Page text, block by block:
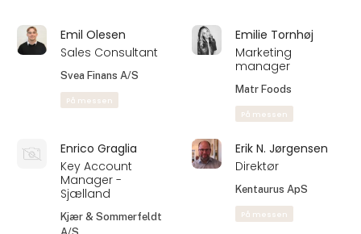
Emil Olesen
Sales Consultant
Svea Finans A/S
På messen
Emilie Tornhøj
Marketing
manager
Matr Foods
På messen
Enrico Graglia
Key Account
Manager -
Sjælland
Kjær & Sommerfeldt
Erik N. Jørgensen
Direktør
Kentaurus ApS
På messen